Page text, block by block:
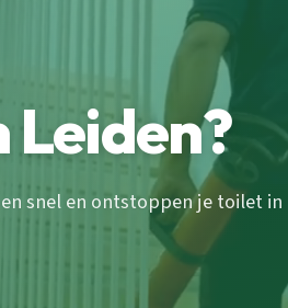
snel en ontstoppen je toilet in